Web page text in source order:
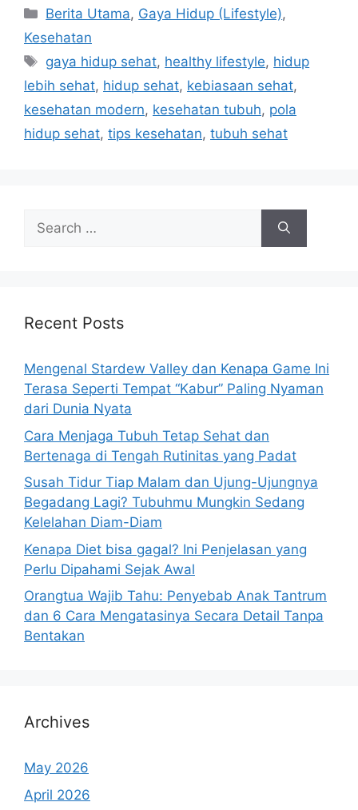
C
a
e
g
o
r
Berita Utama, Gaya Hidup (Lifestyle),
Kesehatan
T
a
s
gaya hidup sehat, healthy lifestyle, hidup
lebih sehat, hidup sehat, kebiasaan sehat,
kesehatan modern, kesehatan tubuh, pola
hidup sehat, tips kesehatan, tubuh sehat
h
r
:
Recent Posts
Mengenal Stardew Valley dan Kenapa Game Ini
Terasa Seperti Tempat “Kabur” Paling Nyaman
dari Dunia Nyata
Cara Menjaga Tubuh Tetap Sehat dan
Bertenaga di Tengah Rutinitas yang Padat
Susah Tidur Tiap Malam dan Ujung-Ujungnya
Begadang Lagi? Tubuhmu Mungkin Sedang
Kelelahan Diam-Diam
Kenapa Diet bisa gagal? Ini Penjelasan yang
Perlu Dipahami Sejak Awal
Orangtua Wajib Tahu: Penyebab Anak Tantrum
dan 6 Cara Mengatasinya Secara Detail Tanpa
Bentakan
Archives
May 2026
April 2026